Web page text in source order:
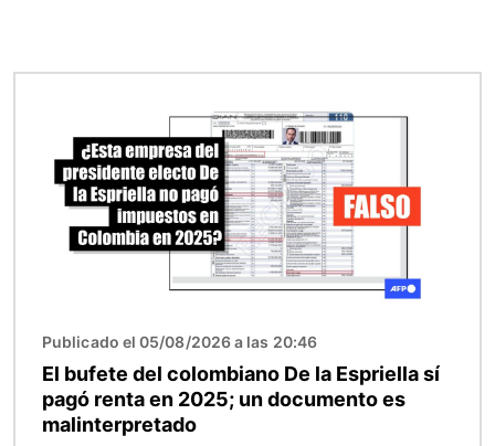
Publicado el 05/08/2026 a las 20:46
El bufete del colombiano De la Espriella sí
pagó renta en 2025; un documento es
malinterpretado